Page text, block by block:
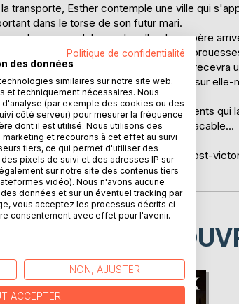
transporte, Esther contemple une ville qui
dans le torse de son futur mari.
encore adolescente, elle et son père
gouvernements pour sa richesse, ses
citoyens. Son père aura un emploi, elle recevra
tandis que la cité se replie doucement sur
malgré elle entraînée dans des évènements
acceptation résignée et révolte implacable...
est une fiction teintée de steampunk post-
des intentions.
TITRES À
Politique de confidentialité
des données
similaires sur notre site web.
et techniquement nécessaires. Nous
(par exemple des cookies ou des
côté serveur) pour mesurer la fréquence
dont il est utilisé. Nous utilisons des
et recourons à cet effet au suivi
tiers, ce qui permet d'utiliser des
pixels de suivi et des adresses IP sur
sur notre site des contenus tiers
vidéo). Nous n'avons aucune
données et sur un éventuel tracking par
vous acceptez les processus décrits ci-
consentement avec effet pour l'avenir.
NON, AJUSTER
ACCEPTER